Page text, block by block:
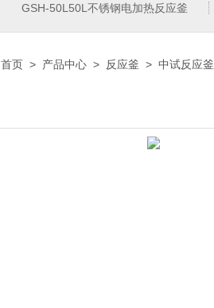
GSH-50L50L不锈钢电加热反应釜
首页 > 产品中心 > 反应釜 > 中试反应釜